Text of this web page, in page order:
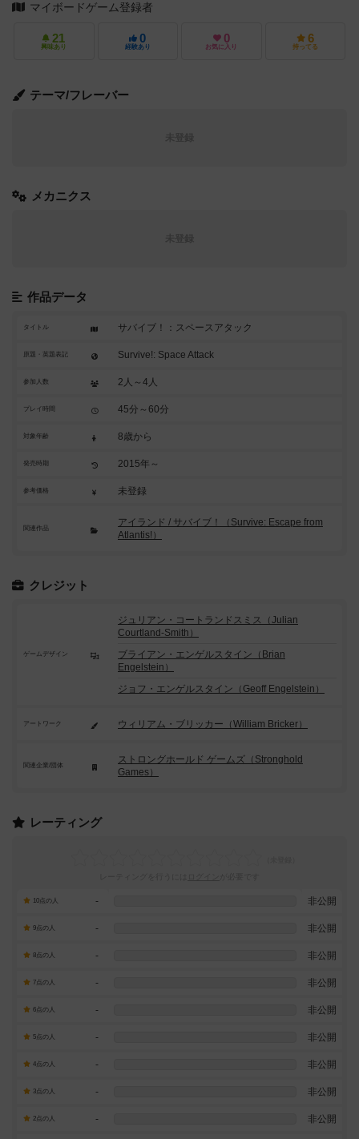
マイボードゲーム登録者
21
興味あり
0
経験あり
0
お気に入り
6
持ってる
テーマ/フレーバー
メカニクス
作品データ
タイトル サバイブ！：スペースアタック
原題・英題表記 Survive!: Space Attack
参加人数 2人～4人
プレイ時間 45分～60分
対象年齢 8歳から
発売時期 2015年～
参考価格 未登録
関連作品
アイランド / サバイブ！（Survive: Escape from
Atlantis!）
クレジット
ゲームデザイン
ジュリアン・コートランドスミス（Julian
Courtland-Smith）
ブライアン・エンゲルスタイン（Brian
Engelstein）
ジョフ・エンゲルスタイン（Geoff Engelstein）
アートワーク ウィリアム・ブリッカー（William Bricker）
関連企業/団体
ストロングホールド ゲームズ（Stronghold
Games）
レーティング
10点の人 - 非公開
9点の人 - 非公開
8点の人 - 非公開
7点の人 - 非公開
6点の人 - 非公開
5点の人 - 非公開
4点の人 - 非公開
3点の人 - 非公開
2点の人 - 非公開